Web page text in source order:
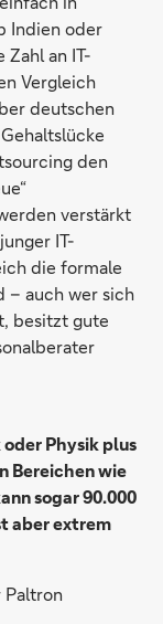
Indien oder
Zahl an IT-
Vergleich
deutschen
den
verstärkt
IT-
die formale
– auch wer sich
besitzt gute
Physik plus
Bereichen wie
sogar 90.000
aber extrem
Paltron